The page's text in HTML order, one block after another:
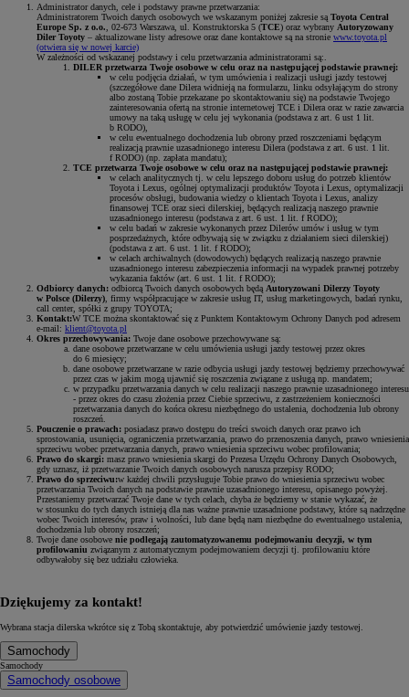
Administrator danych, cele i podstawy prawne przetwarzania:
Administratorem Twoich danych osobowych we wskazanym poniżej zakresie są Toyota Central
Europe Sp. z o.o. , 02-673 Warszawa, ul. Konstruktorska 5 (TCE) oraz wybrany Autoryzowany
Diler Toyoty – aktualizowane listy adresowe oraz dane kontaktowe są na stronie www.toyota.pl
(otwiera się w nowej karcie)
W zależności od wskazanej podstawy i celu przetwarzania administratorami są:.
DILER przetwarza Twoje osobowe w celu oraz na następującej podstawie prawnej:
w celu podjęcia działań, w tym umówienia i realizacji usługi jazdy testowej
(szczegółowe dane Dilera widnieją na formularzu, linku odsyłającym do strony
albo zostaną Tobie przekazane po skontaktowaniu się) na podstawie Twojego
zainteresowania ofertą na stronie internetowej TCE i Dilera oraz w razie zawarcia
umowy na taką usługę w celu jej wykonania (podstawa z art. 6 ust 1 lit.
b RODO),
w celu ewentualnego dochodzenia lub obrony przed roszczeniami będącym
realizacją prawnie uzasadnionego interesu Dilera (podstawa z art. 6 ust. 1 lit.
f RODO) (np. zapłata mandatu);
TCE przetwarza Twoje osobowe w celu oraz na następującej podstawie prawnej:
w celach analitycznych tj. w celu lepszego doboru usług do potrzeb klientów
Toyota i Lexus, ogólnej optymalizacji produktów Toyota i Lexus, optymalizacji
procesów obsługi, budowania wiedzy o klientach Toyota i Lexus, analizy
finansowej TCE oraz sieci dilerskiej, będących realizacją naszego prawnie
uzasadnionego interesu (podstawa z art. 6 ust. 1 lit. f RODO);
w celu badań w zakresie wykonanych przez Dilerów umów i usług w tym
posprzedażnych, które odbywają się w związku z działaniem sieci dilerskiej)
(podstawa z art. 6 ust. 1 lit. f RODO);
w celach archiwalnych (dowodowych) będących realizacją naszego prawnie
uzasadnionego interesu zabezpieczenia informacji na wypadek prawnej potrzeby
wykazania faktów (art. 6 ust. 1 lit. f RODO);
Odbiorcy danych: odbiorcą Twoich danych osobowych będą Autoryzowani Dilerzy Toyoty
w Polsce (Dilerzy) , firmy współpracujące w zakresie usług IT, usług marketingowych, badań rynku,
call center, spółki z grupy TOYOTA;
Kontakt:W TCE można skontaktować się z Punktem Kontaktowym Ochrony Danych pod adresem
e-mail: klient@toyota.pl
Okres przechowywania: Twoje dane osobowe przechowywane są:
dane osobowe przetwarzane w celu umówienia usługi jazdy testowej przez okres
do 6 miesięcy;
dane osobowe przetwarzane w razie odbycia usługi jazdy testowej będziemy przechowywać
przez czas w jakim mogą ujawnić się roszczenia związane z usługą np. mandatem;
w przypadku przetwarzania danych w celu realizacji naszego prawnie uzasadnionego interesu
- przez okres do czasu złożenia przez Ciebie sprzeciwu, z zastrzeżeniem konieczności
przetwarzania danych do końca okresu niezbędnego do ustalenia, dochodzenia lub obrony
roszczeń.
Pouczenie o prawach: posiadasz prawo dostępu do treści swoich danych oraz prawo ich
sprostowania, usunięcia, ograniczenia przetwarzania, prawo do przenoszenia danych, prawo wniesienia
sprzeciwu wobec przetwarzania danych, prawo wniesienia sprzeciwu wobec profilowania;
Prawo do skargi: masz prawo wniesienia skargi do Prezesa Urzędu Ochrony Danych Osobowych,
gdy uznasz, iż przetwarzanie Twoich danych osobowych narusza przepisy RODO;
Prawo do sprzeciwu:w każdej chwili przysługuje Tobie prawo do wniesienia sprzeciwu wobec
przetwarzania Twoich danych na podstawie prawnie uzasadnionego interesu, opisanego powyżej.
Przestaniemy przetwarzać Twoje dane w tych celach, chyba że będziemy w stanie wykazać, że
w stosunku do tych danych istnieją dla nas ważne prawnie uzasadnione podstawy, które są nadrzędne
wobec Twoich interesów, praw i wolności, lub dane będą nam niezbędne do ewentualnego ustalenia,
dochodzenia lub obrony roszczeń;
Twoje dane osobowe nie podlegają zautomatyzowanemu podejmowaniu decyzji, w tym
profilowaniu związanym z automatycznym podejmowaniem decyzji tj. profilowaniu które
odbywałoby się bez udziału człowieka.
Dziękujemy za kontakt!
Wybrana stacja dilerska wkrótce się z Tobą skontaktuje, aby potwierdzić umówienie jazdy testowej.
Samochody
Samochody
Samochody osobowe